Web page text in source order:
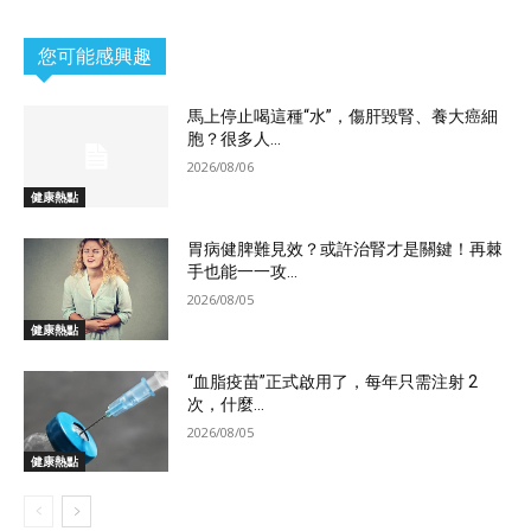
您可能感興趣
健康熱點
馬上停止喝這種“水”，傷肝毀腎、養大癌細
胞？很多人...
2026/08/06
健康熱點
胃病健脾難見效？或許治腎才是關鍵！再棘
手也能一一攻...
2026/08/05
健康熱點
“血脂疫苗”正式啟用了，每年只需注射 2
次，什麼...
2026/08/05